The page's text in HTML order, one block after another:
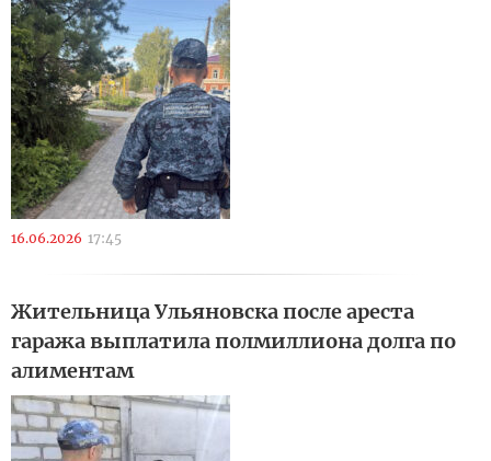
16.06.2026 17:45
Жительница Ульяновска после ареста
гаража выплатила полмиллиона долга по
алиментам